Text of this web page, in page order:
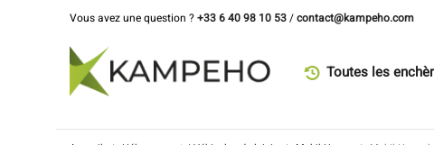
Vous avez une question ?+33 6 40 98 10 53/contact@kampeho.com
Toutes les